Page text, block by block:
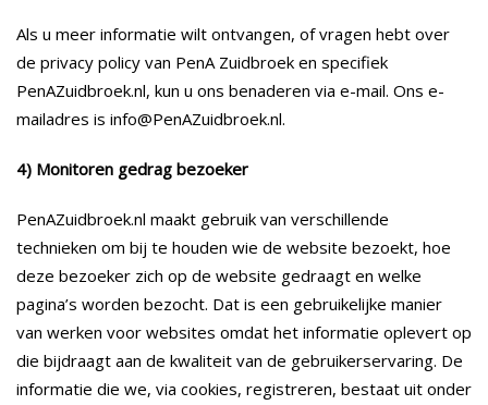
Als u meer informatie wilt ontvangen, of vragen hebt over
de privacy policy van PenA Zuidbroek en specifiek
PenAZuidbroek.nl, kun u ons benaderen via e-mail. Ons e-
mailadres is info@PenAZuidbroek.nl.
4) Monitoren gedrag bezoeker
PenAZuidbroek.nl maakt gebruik van verschillende
technieken om bij te houden wie de website bezoekt, hoe
deze bezoeker zich op de website gedraagt en welke
pagina’s worden bezocht. Dat is een gebruikelijke manier
van werken voor websites omdat het informatie oplevert op
die bijdraagt aan de kwaliteit van de gebruikerservaring. De
informatie die we, via cookies, registreren, bestaat uit onder